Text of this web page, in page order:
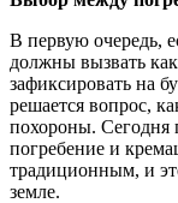
В первую очередь,
должны вызвать
зафиксировать на
решается вопрос,
похороны. Сегодня
погребение и
традиционным, и
земле.